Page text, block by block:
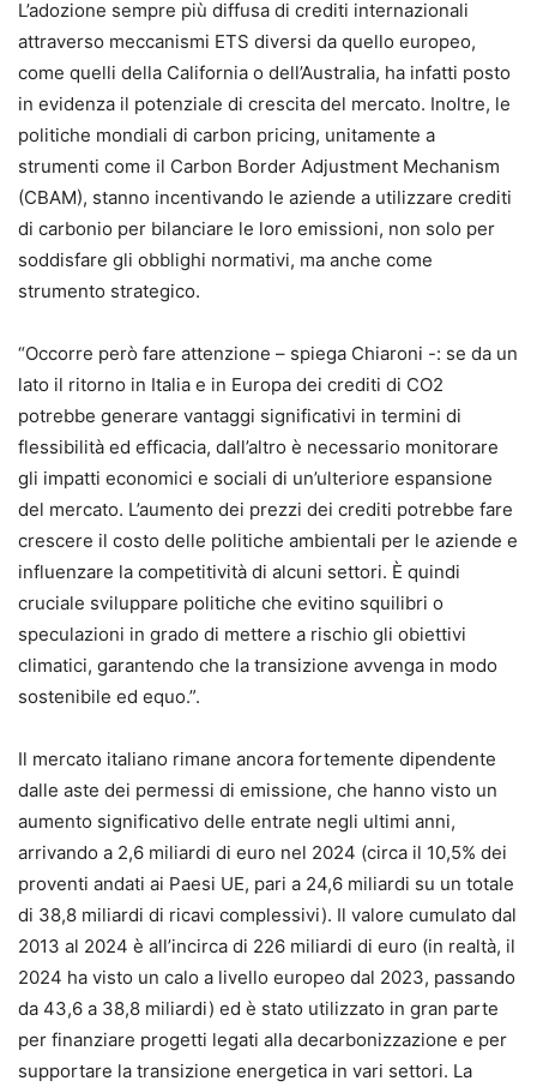
L’adozione sempre più diffusa di crediti internazionali
attraverso meccanismi ETS diversi da quello europeo,
come quelli della California o dell’Australia, ha infatti posto
in evidenza il potenziale di crescita del mercato. Inoltre, le
politiche mondiali di carbon pricing, unitamente a
strumenti come il Carbon Border Adjustment Mechanism
(CBAM), stanno incentivando le aziende a utilizzare crediti
di carbonio per bilanciare le loro emissioni, non solo per
soddisfare gli obblighi normativi, ma anche come
strumento strategico.
“Occorre però fare attenzione – spiega Chiaroni -: se da un
lato il ritorno in Italia e in Europa dei crediti di CO2
potrebbe generare vantaggi significativi in termini di
flessibilità ed efficacia, dall’altro è necessario monitorare
gli impatti economici e sociali di un’ulteriore espansione
del mercato. L’aumento dei prezzi dei crediti potrebbe fare
crescere il costo delle politiche ambientali per le aziende e
influenzare la competitività di alcuni settori. È quindi
cruciale sviluppare politiche che evitino squilibri o
speculazioni in grado di mettere a rischio gli obiettivi
climatici, garantendo che la transizione avvenga in modo
sostenibile ed equo.”.
Il mercato italiano rimane ancora fortemente dipendente
dalle aste dei permessi di emissione, che hanno visto un
aumento significativo delle entrate negli ultimi anni,
arrivando a 2,6 miliardi di euro nel 2024 (circa il 10,5% dei
proventi andati ai Paesi UE, pari a 24,6 miliardi su un totale
di 38,8 miliardi di ricavi complessivi). Il valore cumulato dal
2013 al 2024 è all’incirca di 226 miliardi di euro (in realtà, il
2024 ha visto un calo a livello europeo dal 2023, passando
da 43,6 a 38,8 miliardi) ed è stato utilizzato in gran parte
per finanziare progetti legati alla decarbonizzazione e per
supportare la transizione energetica in vari settori. La